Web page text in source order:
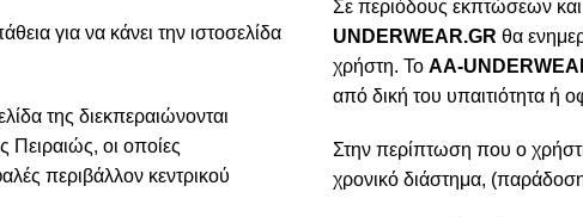
για να κάνει την ιστοσελίδα
της διεκπεραιώνονται
οι οποίες
περιβάλλον κεντρικού
Σε περιόδους εκπτώσεων
UNDERWEAR.GR θα
χρήστη. Το AA-
από δική του υπαιτιότητα ή
Στην περίπτωση που ο
χρονικό διάστημα,